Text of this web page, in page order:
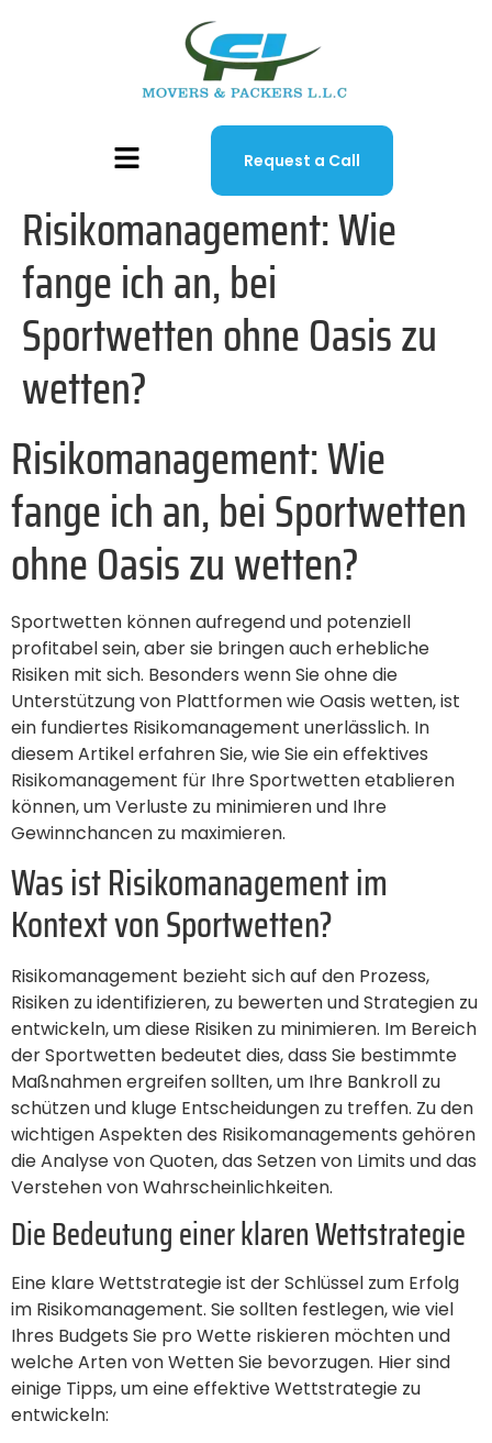
Request a Call
Risikomanagement: Wie
fange ich an, bei
Sportwetten ohne Oasis zu
wetten?
Risikomanagement: Wie
fange ich an, bei Sportwetten
ohne Oasis zu wetten?
Sportwetten können aufregend und potenziell
profitabel sein, aber sie bringen auch erhebliche
Risiken mit sich. Besonders wenn Sie ohne die
Unterstützung von Plattformen wie Oasis wetten, ist
ein fundiertes Risikomanagement unerlässlich. In
diesem Artikel erfahren Sie, wie Sie ein effektives
Risikomanagement für Ihre Sportwetten etablieren
können, um Verluste zu minimieren und Ihre
Gewinnchancen zu maximieren.
Was ist Risikomanagement im
Kontext von Sportwetten?
Risikomanagement bezieht sich auf den Prozess,
Risiken zu identifizieren, zu bewerten und Strategien zu
entwickeln, um diese Risiken zu minimieren. Im Bereich
der Sportwetten bedeutet dies, dass Sie bestimmte
Maßnahmen ergreifen sollten, um Ihre Bankroll zu
schützen und kluge Entscheidungen zu treffen. Zu den
wichtigen Aspekten des Risikomanagements gehören
die Analyse von Quoten, das Setzen von Limits und das
Verstehen von Wahrscheinlichkeiten.
Die Bedeutung einer klaren Wettstrategie
Eine klare Wettstrategie ist der Schlüssel zum Erfolg
im Risikomanagement. Sie sollten festlegen, wie viel
Ihres Budgets Sie pro Wette riskieren möchten und
welche Arten von Wetten Sie bevorzugen. Hier sind
einige Tipps, um eine effektive Wettstrategie zu
entwickeln: